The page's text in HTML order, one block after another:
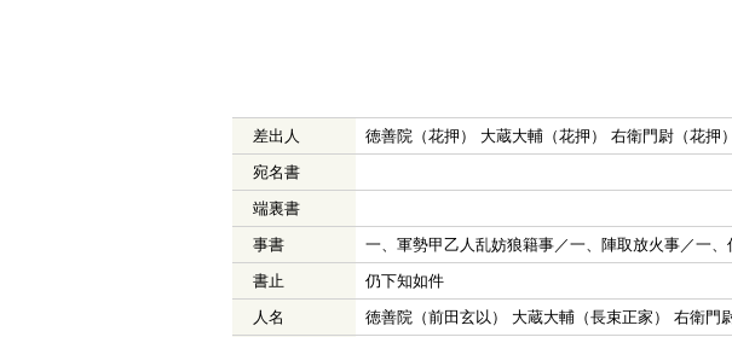
差出人
徳善院（花押） 大蔵大輔（花押） 右衛門尉（花押）
宛名書
端裏書
事書
一、軍勢甲乙人乱妨狼籍事／一、陣取放火事／一
書止
仍下知如件
人名
徳善院（前田玄以） 大蔵大輔（長束正家） 右衛門